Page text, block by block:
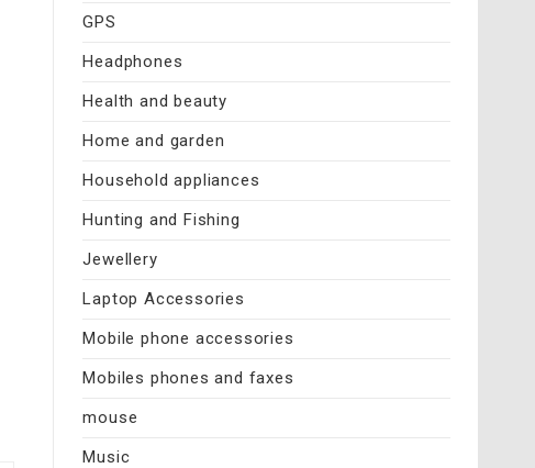
GPS
Headphones
Health and beauty
Home and garden
Household appliances
Hunting and Fishing
Jewellery
Laptop Accessories
Mobile phone accessories
Mobiles phones and faxes
mouse
Music